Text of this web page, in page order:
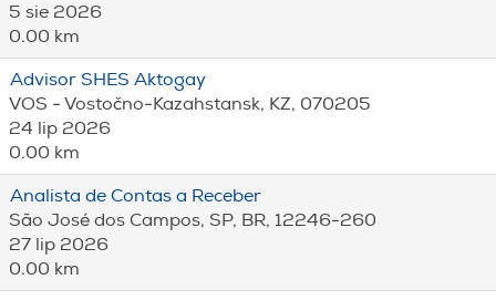
5 sie 2026
0.00 km
Advisor SHES Aktogay
VOS - Vostočno-Kazahstansk, KZ, 070205
24 lip 2026
0.00 km
Analista de Contas a Receber
São José dos Campos, SP, BR, 12246-260
27 lip 2026
0.00 km